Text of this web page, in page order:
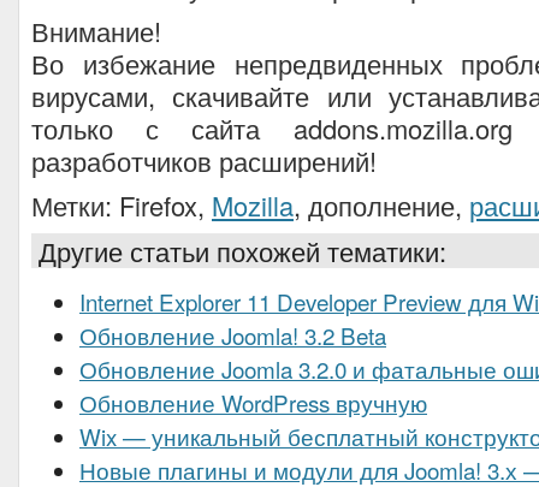
Внимание!
Во избежание непредвиденных
вирусами, скачивайте или
только с сайта
разработчиков расширений!
Метки: Firefox, Mozilla, дополнение,
Другие статьи похожей тематики:
Internet Explorer 11 Developer Preview для
Обновление Joomla! 3.2 Beta
Обновление Joomla 3.2.0 и фатальные
Обновление WordPress вручную
Wix — уникальный бесплатный
Новые плагины и модули для Joomla! 3.х